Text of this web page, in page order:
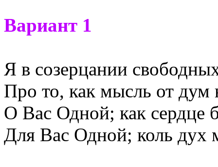
Вариант 1
Я в созерцании
Про то, как мысль от дум
О Вас Одной; как сердце
Для Вас Одной; коль дух